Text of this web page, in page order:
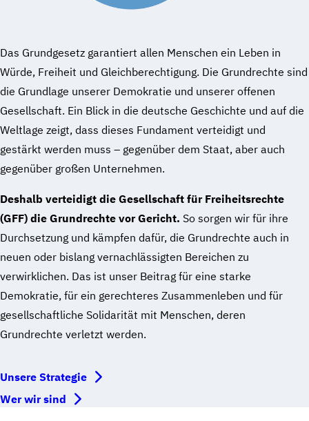
Das Grundgesetz garantiert allen Menschen ein Leben in
Würde, Freiheit und Gleichberechtigung. Die Grundrechte sind
die Grundlage unserer Demokratie und unserer offenen
Gesellschaft. Ein Blick in die deutsche Geschichte und auf die
Weltlage zeigt, dass dieses Fundament verteidigt und
gestärkt werden muss – gegenüber dem Staat, aber auch
gegenüber großen Unternehmen.
Deshalb verteidigt die Gesellschaft für Freiheitsrechte
(GFF) die Grundrechte vor Gericht. So sorgen wir für ihre
Durchsetzung und kämpfen dafür, die Grundrechte auch in
neuen oder bislang vernachlässigten Bereichen zu
verwirklichen. Das ist unser Beitrag für eine starke
Demokratie, für ein gerechteres Zusammenleben und für
gesellschaftliche Solidarität mit Menschen, deren
Grundrechte verletzt werden.
Unsere Strategie
Wer wir sind